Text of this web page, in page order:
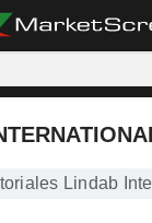
AB
Lindab